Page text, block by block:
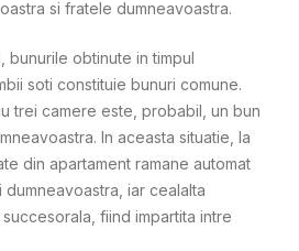
si fratele dumneavoastra.
bunurile obtinute in timpul
soti constituie bunuri comune.
trei camere este, probabil, un bun
In aceasta situatie, la
din apartament ramane automat
iar cealalta
fiind impartita intre